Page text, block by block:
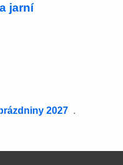
jarní
2027 .